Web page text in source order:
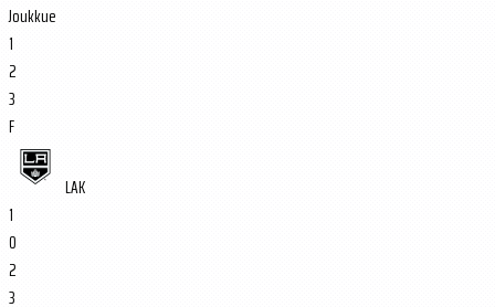
Joukkue
1
2
3
F
LAK
1
0
2
3